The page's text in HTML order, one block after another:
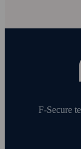
F‑Secure